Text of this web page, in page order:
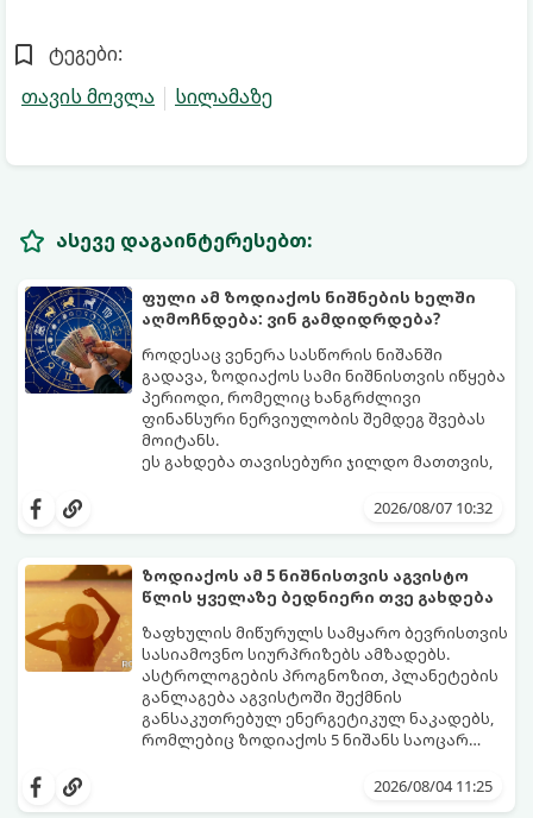
ტეგები:
თავის მოვლა
სილამაზე
ასევე დაგაინტერესებთ:
ფული ამ ზოდიაქოს ნიშნების ხელში
აღმოჩნდება: ვინ გამდიდრდება?
როდესაც ვენერა სასწორის ნიშანში
გადავა, ზოდიაქოს სამი ნიშნისთვის იწყება
პერიოდი, რომელიც ხანგრძლივი
ფინანსური ნერვიულობის შემდეგ შვებას
მოიტანს.
ეს გახდება თავისებური ჯილდო მათთვის,
იჩენდა და სირთულეების მიუხედავად წინ
სურვილების გადადებასა და ხარჯების
მკაცრ კონტროლს. თუმცა, ახლა სიტუაცია
თანდათან შეიცვლება.
პრობლემები, რომლებიც უსასრულო
გეგონათ, უკან დაიხევს, ამასთან ერთად კი
გაჩნდება მეტი ნდობა მომავლის მიმართ.
რთული პერიოდის შემდეგ ეს ნიშნები
შეძლებენ ამოისუნთქონ და დაინახონ
ახალი შესაძლებლობები.
2026/08/07 10:32
ზოდიაქოს ამ 5 ნიშნისთვის აგვისტო
წლის ყველაზე ბედნიერი თვე გახდება
ზაფხულის მიწურულს სამყარო ბევრისთვის
სასიამოვნო სიურპრიზებს ამზადებს.
ასტროლოგების პროგნოზით, პლანეტების
განლაგება აგვისტოში შექმნის
განსაკუთრებულ ენერგეტიკულ ნაკადებს,
რომლებიც ზოდიაქოს 5 ნიშანს საოცარ
ყველაზე ბედნიერი თვე აღმოჩნდება.
2026/08/04 11:25